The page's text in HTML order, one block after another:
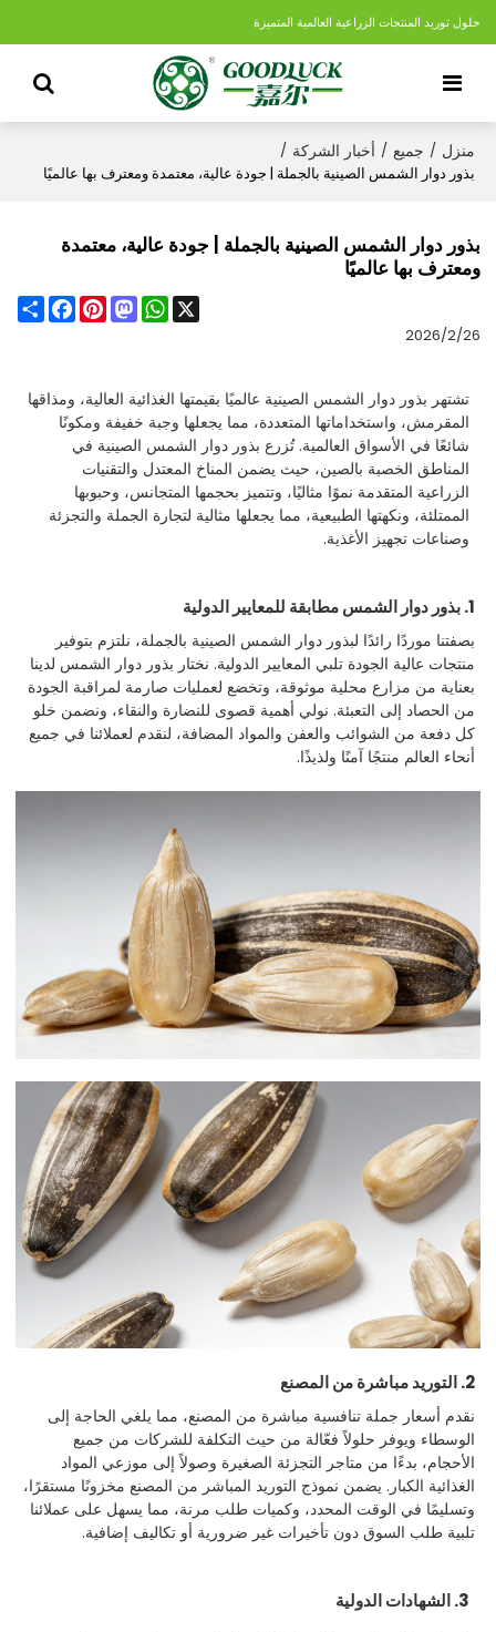
حلول توريد المنتجات الزراعية العالمية المتميزة
منزل / جميع / أخبار الشركة /
بذور دوار الشمس الصينية بالجملة | جودة عالية، معتمدة ومعترف بها عالميًا
بذور دوار الشمس الصينية بالجملة | جودة عالية، معتمدة
ومعترف بها عالميًا
Share
FacebookPinterest
Mastodon
WhatsApp
X
2026/2/26
تشتهر بذور دوار الشمس الصينية عالميًا بقيمتها الغذائية العالية، ومذاقها
المقرمش، واستخداماتها المتعددة، مما يجعلها وجبة خفيفة ومكونًا
شائعًا في الأسواق العالمية. تُزرع بذور دوار الشمس الصينية في
المناطق الخصبة بالصين، حيث يضمن المناخ المعتدل والتقنيات
الزراعية المتقدمة نموًا مثاليًا، وتتميز بحجمها المتجانس، وحبوبها
الممتلئة، ونكهتها الطبيعية، مما يجعلها مثالية لتجارة الجملة والتجزئة
وصناعات تجهيز الأغذية.
1. بذور دوار الشمس مطابقة للمعايير الدولية
بصفتنا موردًا رائدًا لبذور دوار الشمس الصينية بالجملة، نلتزم بتوفير
منتجات عالية الجودة تلبي المعايير الدولية. نختار بذور دوار الشمس لدينا
بعناية من مزارع محلية موثوقة، وتخضع لعمليات صارمة لمراقبة الجودة
من الحصاد إلى التعبئة. نولي أهمية قصوى للنضارة والنقاء، ونضمن خلو
كل دفعة من الشوائب والعفن والمواد المضافة، لنقدم لعملائنا في جميع
أنحاء العالم منتجًا آمنًا ولذيذًا.
2. التوريد مباشرة من المصنع
نقدم أسعار جملة تنافسية مباشرة من المصنع، مما يلغي الحاجة إلى
الوسطاء ويوفر حلولاً فعّالة من حيث التكلفة للشركات من جميع
الأحجام، بدءًا من متاجر التجزئة الصغيرة وصولاً إلى موزعي المواد
الغذائية الكبار. يضمن نموذج التوريد المباشر من المصنع مخزونًا مستقرًا،
وتسليمًا في الوقت المحدد، وكميات طلب مرنة، مما يسهل على عملائنا
تلبية طلب السوق دون تأخيرات غير ضرورية أو تكاليف إضافية.
3. الشهادات الدولية